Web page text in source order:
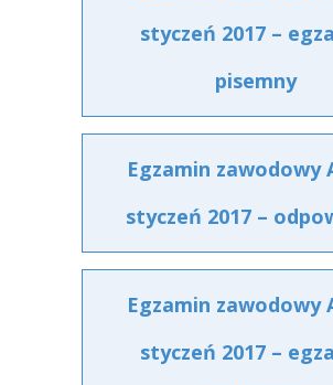
styczeń 2017 –
pisemny
Egzamin zawodowy
styczeń 2017 –
Egzamin zawodowy
styczeń 2017 –